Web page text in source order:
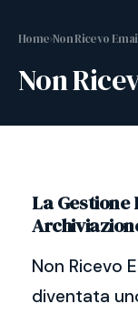
Home›Non Ricevo
Non
La
Non Ricevo
diventata